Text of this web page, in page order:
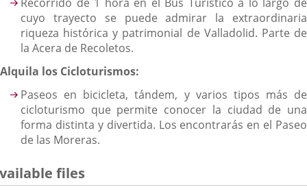
cuyo trayecto se puede admirar la extraordinaria
riqueza histórica y patrimonial de Valladolid. Parte de
la Acera de Recoletos.
Alquila los Cicloturismos:
Paseos en bicicleta, tándem, y varios tipos más de
cicloturismo que permite conocer la ciudad de una
forma distinta y divertida. Los encontrarás en el Paseo
de las Moreras.
files